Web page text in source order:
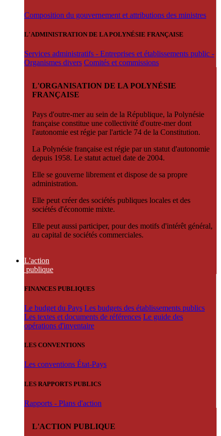
Composition du gouvernement et attributions des ministres
L'ADMINISTRATION DE LA POLYNÉSIE FRANÇAISE
Services administratifs - Entreprises et établissements public -
Organismes divers Comités et commissions
L'ORGANISATION DE LA POLYNÉSIE
FRANÇAISE
Pays d'outre-mer au sein de la République, la Polynésie
française constitue une collectivité d'outre-mer dont
l'autonomie est régie par l'article 74 de la Constitution.
La Polynésie française est régie par un statut d'autonomie
depuis 1958. Le statut actuel date de 2004.
Elle se gouverne librement et dispose de sa propre
administration.
Elle peut créer des sociétés publiques locales et des
sociétés d'économie mixte.
Elle peut aussi participer, pour des motifs d'intérêt général,
au capital de sociétés commerciales.
L'action
publique
FINANCES PUBLIQUES
Le budget du Pays Les budgets des établissements publics
Les textes et documents de références Le guide des
opérations d'inventaire
LES CONVENTIONS
Les conventions État-Pays
LES RAPPORTS PUBLICS
Rapports - Plans d'action
L'ACTION PUBLIQUE